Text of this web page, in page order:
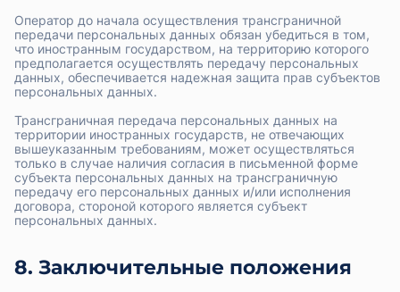
Оператор до начала осуществления трансграничной
передачи персональных данных обязан убедиться в том,
что иностранным государством, на территорию которого
предполагается осуществлять передачу персональных
данных, обеспечивается надежная защита прав субъектов
персональных данных.
Трансграничная передача персональных данных на
территории иностранных государств, не отвечающих
вышеуказанным требованиям, может осуществляться
только в случае наличия согласия в письменной форме
субъекта персональных данных на трансграничную
передачу его персональных данных и/или исполнения
договора, стороной которого является субъект
персональных данных.
8. Заключительные положения